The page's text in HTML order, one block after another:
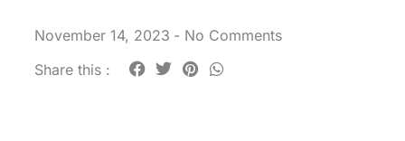
November 14, 2023 - No Comments
Share this :